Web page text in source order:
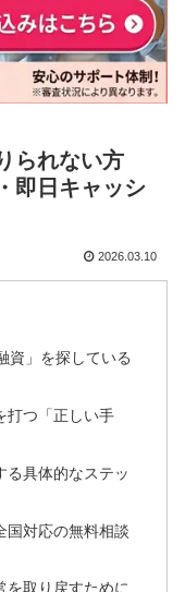
られない方
即日キャッシ
2026.03.10
資」を探している
打つ「正しい手
る具体的なステッ
国対応の無料相談
を取り戻すために